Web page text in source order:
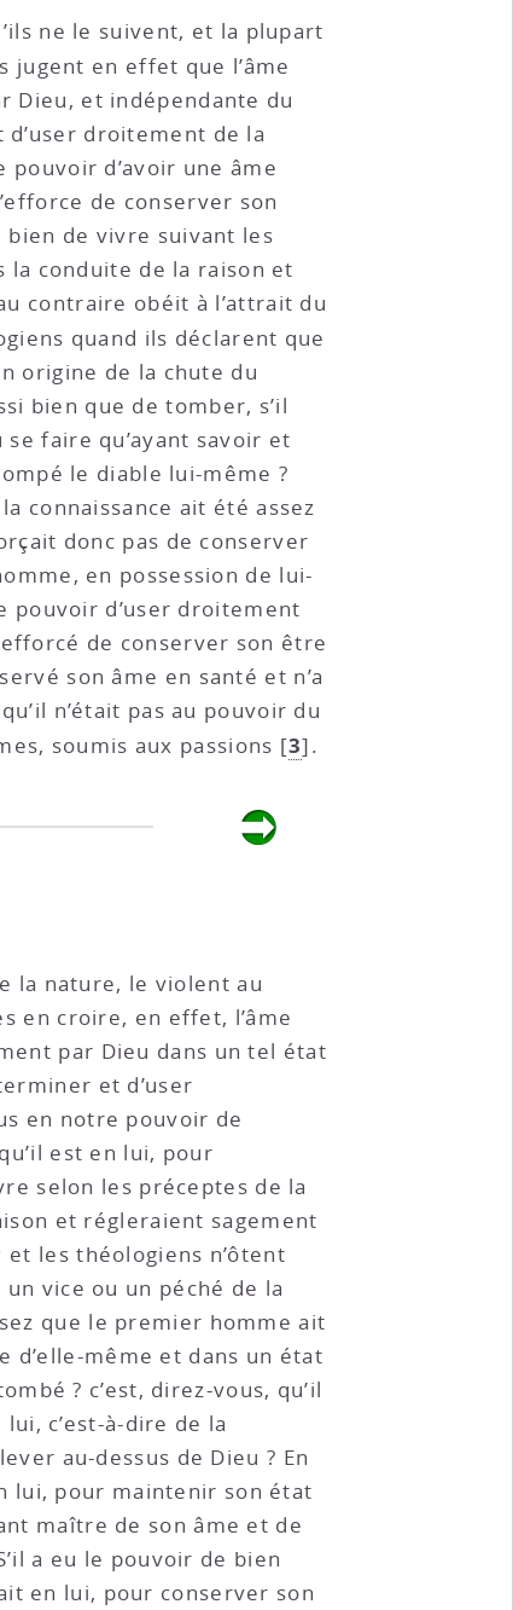
ne le suivent, et la plupart
jugent en effet que l’âme
Dieu, et indépendante du
droitement de la
pouvoir d’avoir une âme
de conserver son
bien de vivre suivant les
la conduite de la raison et
contraire obéit à l’attrait du
quand ils déclarent que
origine de la chute du
bien que de tomber, s’il
faire qu’ayant savoir et
le diable lui-même ?
connaissance ait été assez
donc pas de conserver
en possession de lui-
pouvoir d’user droitement
de conserver son être
son âme en santé et n’a
n’était pas au pouvoir du
soumis aux passions [3].
la nature, le violent au
en croire, en effet, l’âme
par Dieu dans un tel état
et d’user
en notre pouvoir de
est en lui, pour
selon les préceptes de la
et régleraient sagement
et les théologiens n’ôtent
vice ou un péché de la
que le premier homme ait
même et dans un état
? c’est, direz-vous, qu’il
c’est-à-dire de la
au-dessus de Dieu ? En
lui, pour maintenir son état
maître de son âme et de
a eu le pouvoir de bien
en lui, pour conserver son